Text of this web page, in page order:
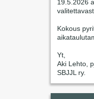
19.5.2026
Kokous
Yt,
Aki Lehto,
SBJJL ry.